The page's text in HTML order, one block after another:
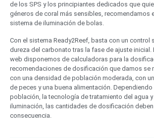
de los SPS y los principiantes dedicados que
géneros de coral más sensibles, recomendamos
sistema de iluminación de bolas.
Con el sistema Ready2Reef, basta con un control
dureza del carbonato tras la fase de ajuste inicial.
web disponemos de calculadoras para la
recomendaciones de dosificación que damos se
con una densidad de población moderada, con
de peces y una buena alimentación.
población, la tecnología de tratamiento del agua
iluminación, las cantidades de dosificación deben
consecuencia.